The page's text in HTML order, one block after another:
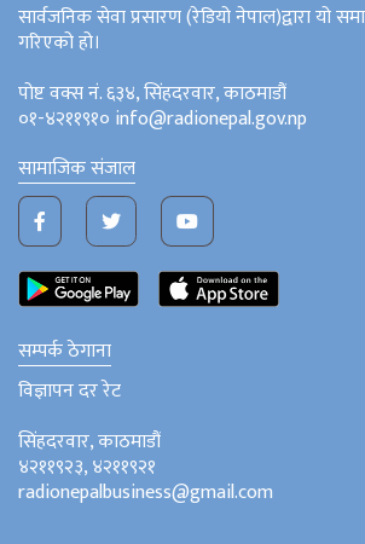
सार्वजनिक सेवा प्रसारण (रेडियो नेपाल)द्वारा यो
गरिएको हो।
पोष्ट वक्स नं. ६३४, सिंहदरवार, काठमाडौं
०१-४२११९१० info@radionepal.gov.np
सामाजिक संजाल
सम्पर्क ठेगाना
विज्ञापन दर रेट
सिंहदरवार, काठमाडौं
४२११९२३, ४२११९२१
radionepalbusiness@gmail.com